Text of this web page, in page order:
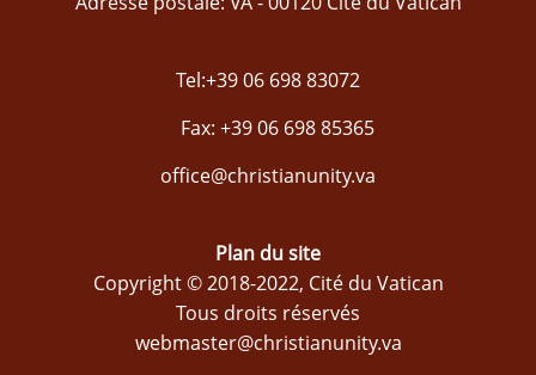
Tel:+39 06 698 83072
Fax: +39 06 698 85365
office@christianunity.va
Plan du site
Copyright © 2018-2022, Cité du Vatican
Tous droits réservés
webmaster@christianunity.va